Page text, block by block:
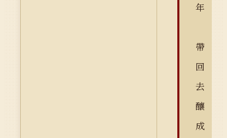
年
帶
回
去
釀
成